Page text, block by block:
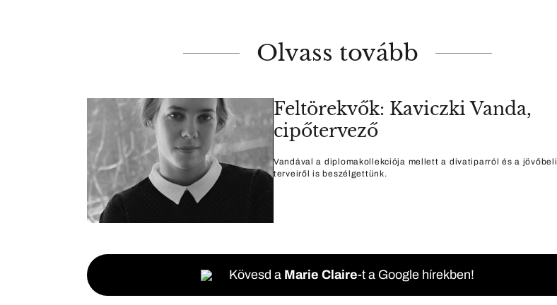
Olvass tovább
Feltörekvők: Kaviczki Vanda,
cipőtervező
Vandával a diplomakollekciója mellett a divatiparról és a jövőbeli
terveiről is beszélgettünk.
Kövesd a Marie Claire-t a Google hírekben!